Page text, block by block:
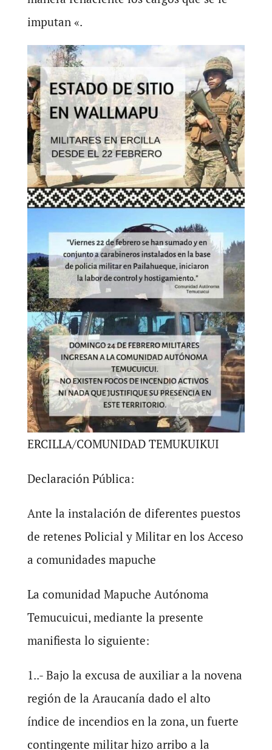
imputan «.
ERCILLA/COMUNIDAD TEMUKUIKUI
Declaración Pública:
Ante la instalación de diferentes puestos
de retenes Policial y Militar en los Acceso
a comunidades mapuche
La comunidad Mapuche Autónoma
Temucuicui, mediante la presente
manifiesta lo siguiente:
1..- Bajo la excusa de auxiliar a la novena
región de la Araucanía dado el alto
índice de incendios en la zona, un fuerte
contingente militar hizo arribo a la